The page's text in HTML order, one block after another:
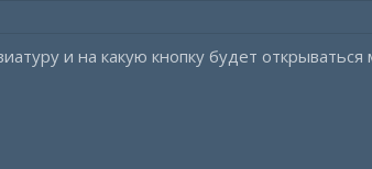
и на какую кнопку будет